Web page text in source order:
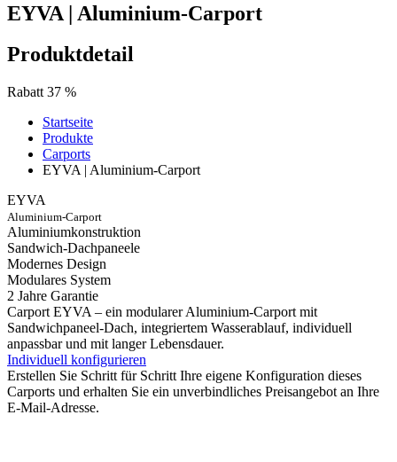
EYVA | Aluminium-Carport
Produktdetail
Rabatt 37 %
Startseite
Produkte
Carports
EYVA | Aluminium-Carport
EYVA
Aluminium-Carport
Aluminiumkonstruktion
Sandwich-Dachpaneele
Modernes Design
Modulares System
2 Jahre Garantie
Carport EYVA – ein modularer Aluminium-Carport mit
Sandwichpaneel-Dach, integriertem Wasserablauf, individuell
anpassbar und mit langer Lebensdauer.
Individuell konfigurieren
Erstellen Sie Schritt für Schritt Ihre eigene Konfiguration dieses
Carports und erhalten Sie ein unverbindliches Preisangebot an Ihre
E-Mail-Adresse.